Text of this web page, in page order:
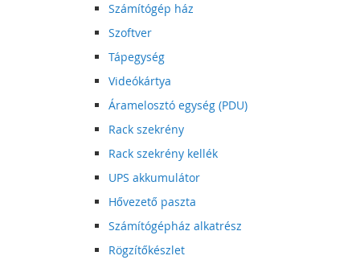
Számítógép ház
Szoftver
Tápegység
Videókártya
Áramelosztó egység (PDU)
Rack szekrény
Rack szekrény kellék
UPS akkumulátor
Hővezető paszta
Számítógépház alkatrész
Rögzítőkészlet